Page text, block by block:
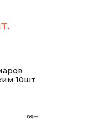
10шт
new